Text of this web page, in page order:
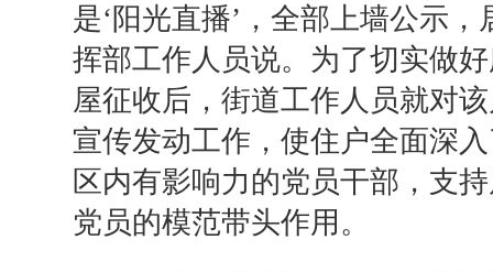
是‘阳光直播’，全部上墙公示
挥部工作人员说。为了切实做
屋征收后，街道工作人员就对
宣传发动工作，使住户全面深
区内有影响力的党员干部，支
党员的模范带头作用。